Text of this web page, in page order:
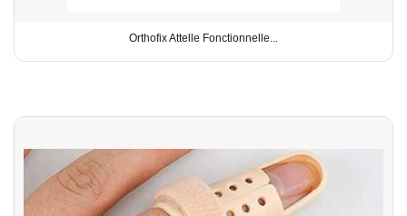
Orthofix Attelle Fonctionnelle...